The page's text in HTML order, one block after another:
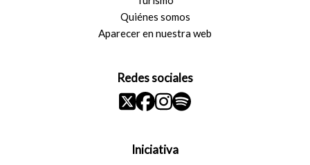
Quiénes somos
Aparecer en nuestra web
Redes sociales
Iniciativa